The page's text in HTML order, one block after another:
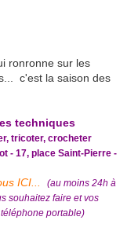
ronronne sur les
c'est la saison des
techniques
tricoter, crocheter
- 17, place Saint-Pierre -
ICI...
(au moins 24h à
souhaitez faire et vos
portable)